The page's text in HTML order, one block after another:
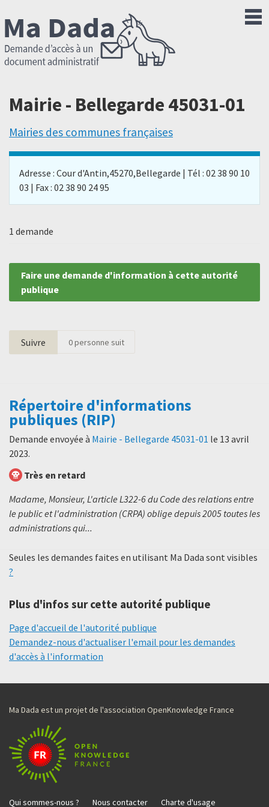
Mairie - Bellegarde 45031-01
Mairies des communes françaises
Adresse : Cour d'Antin,45270,Bellegarde | Tél : 02 38 90 10
03 | Fax : 02 38 90 24 95
1 demande
Faire une demande d'information à cette autorité
publique
Suivre 0personne suit
Répertoire d'informations
publiques (RIP)
Demande envoyée à Mairie - Bellegarde 45031-01 le 13 avril
2023.
Très en retard
Madame, Monsieur, L'article L322-6 du Code des relations entre
le public et l'administration (CRPA) oblige depuis 2005 toutes les
administrations qui...
Seules les demandes faites en utilisant Ma Dada sont visibles
?
Plus d'infos sur cette autorité publique
Page d'accueil de l'autorité publique
Demandez-nous d'actualiser l'email pour les demandes
d'accès à l'information
Ma Dada est un projet de l'association OpenKnowledge France
Qui sommes-nous ? Nous contacter Charte d'usage